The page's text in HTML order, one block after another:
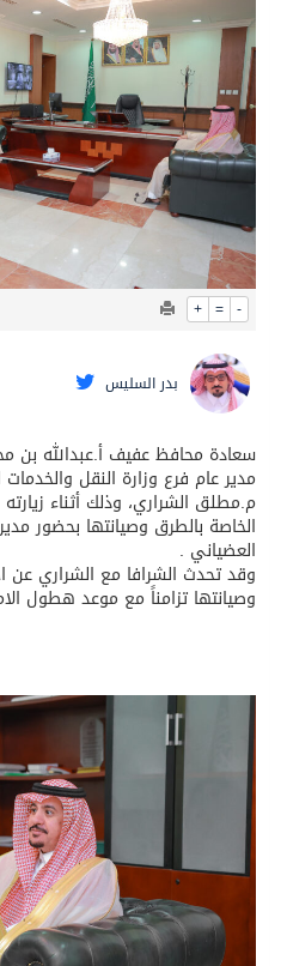
+ = -
بدر السليس
سعادة محافظ عفيف أ.عبدالله بن
مدير عام فرع وزارة النقل
م.مطلق الشراري، وذلك أثناء
الخاصة بالطرق وصيانتها بحضور
العضياني .
وقد تحدث الشرافا مع الشراري عن
وصيانتها تزامناً مع موعد هطول